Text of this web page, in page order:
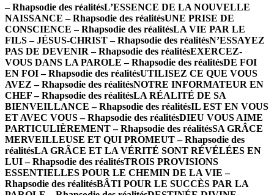
– Rhapsodie des réalitésL’ESSENCE DE LA NOUVELLE
NAISSANCE – Rhapsodie des réalitésUNE PRISE DE
CONSCIENCE – Rhapsodie des réalitésLA VIE PAR LE
FILS – JÉSUS-CHRIST – Rhapsodie des réalitésN’ESSAYEZ
PAS DE DEVENIR – Rhapsodie des réalitésEXERCEZ-
VOUS DANS LA PAROLE – Rhapsodie des réalitésDE FOI
EN FOI – Rhapsodie des réalitésUTILISEZ CE QUE VOUS
AVEZ – Rhapsodie des réalitésNOTRE INFORMATEUR EN
CHEF – Rhapsodie des réalitésLA RÉALITÉ DE SA
BIENVEILLANCE – Rhapsodie des réalitésIL EST EN VOUS
ET AVEC VOUS – Rhapsodie des réalitésDIEU VOUS AIME
PARTICULIÈREMENT – Rhapsodie des réalitésSA GRÂCE
MERVEILLEUSE ET QUI PROMEUT – Rhapsodie des
réalitésLA GRÂCE ET LA VÉRITÉ SONT RÉVÉLÉES EN
LUI – Rhapsodie des réalitésTROIS PROVISIONS
ESSENTIELLES POUR LE CHEMIN DE LA VIE –
Rhapsodie des réalitésBÂTI POUR LE SUCCÈS PAR LA